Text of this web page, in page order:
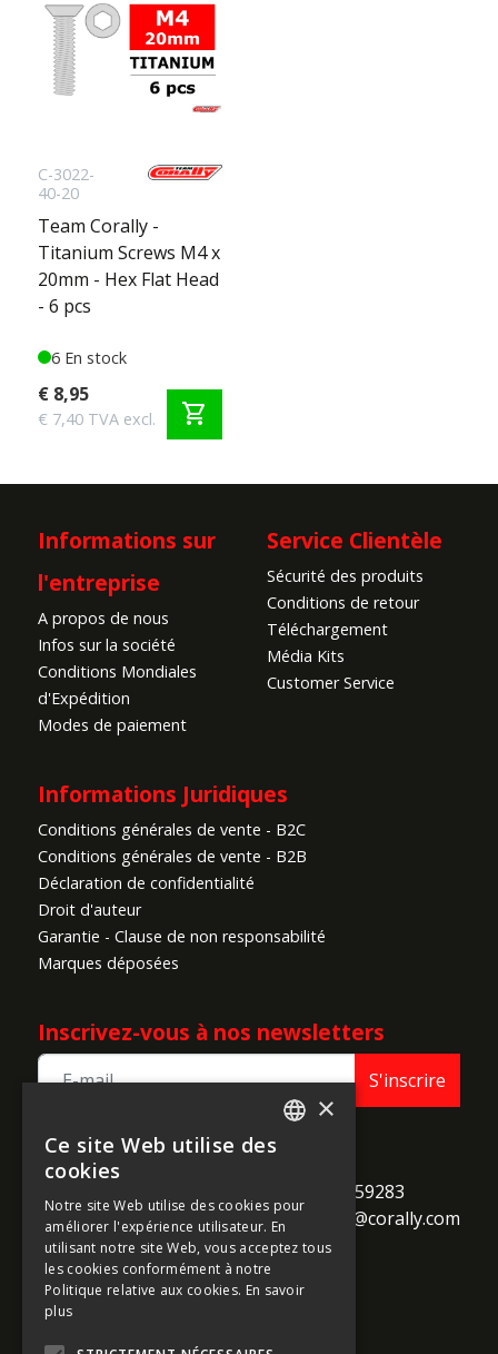
C-3022-
40-20
Team Corally -
Titanium Screws M4 x
20mm - Hex Flat Head
- 6 pcs
6 En stock
€ 8,95
€ 7,40 TVA excl. shopping_cart
Informations sur
l'entreprise
A propos de nous
Infos sur la société
Conditions Mondiales
d'Expédition
Modes de paiement
Service Clientèle
Sécurité des produits
Conditions de retour
Téléchargement
Média Kits
Customer Service
Informations Juridiques
Conditions générales de vente - B2C
Conditions générales de vente - B2B
Déclaration de confidentialité
Droit d'auteur
Garantie - Clause de non responsabilité
Marques déposées
Inscrivez-vous à nos newsletters
S'inscrire
TEAM CORALLY
B-2250 Olen
Belgium
call +32 14 259283
alternate_email support@corally.com
×
Ce site Web utilise des
cookies
Notre site Web utilise des cookies pour
améliorer l'expérience utilisateur. En
utilisant notre site Web, vous acceptez tous
les cookies conformément à notre
Politique relative aux cookies. En savoir
plus